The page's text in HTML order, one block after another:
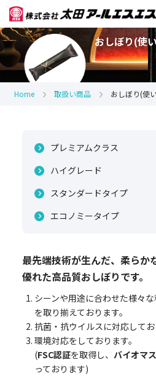
おしぼり(使
Home 取扱い商品 おしぼり(使
プレミアムクラス
ハイグレード
スタンダードタイプ
エコノミータイプ
最先端技術が生んだ、柔らか
優れた高品質おしぼりです。
シーンや用途に合わせた様々
を取り揃えております。
抗菌・抗ウイルスに対応してお
環境対応をしております。
(FSC認証を取得し、 バイオマス
っております)